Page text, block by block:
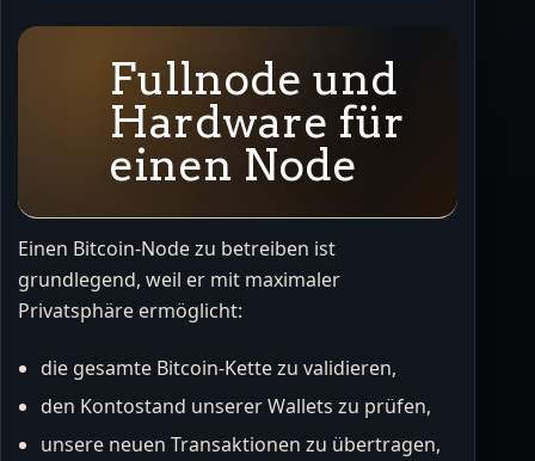
Fullnode und
Hardware für
einen Node
Einen Bitcoin-Node zu betreiben ist
grundlegend, weil er mit maximaler
Privatsphäre ermöglicht:
die gesamte Bitcoin-Kette zu validieren,
den Kontostand unserer Wallets zu prüfen,
unsere neuen Transaktionen zu übertragen,